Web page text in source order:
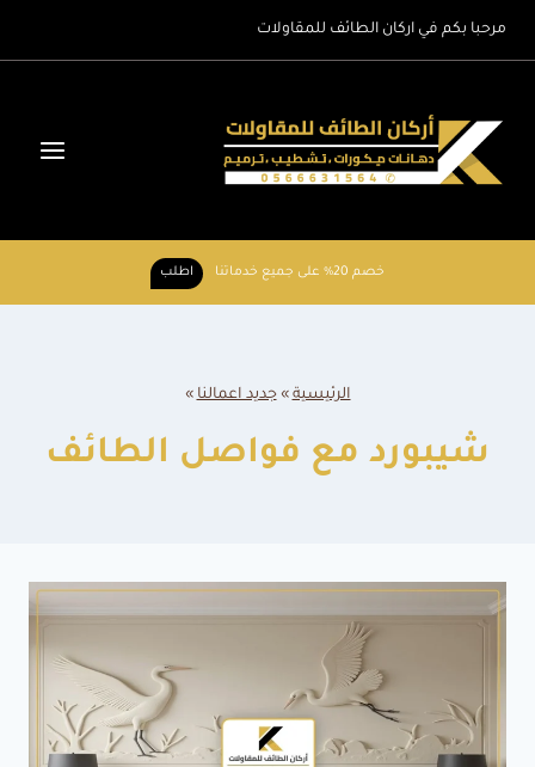
مرحبا بكم في اركان الطائف للمقاولات
خصم 20% على جميع خدماتنا اطلب
الرئيسية »جديد اعمالنا »
شيبورد مع فواصل الطائف